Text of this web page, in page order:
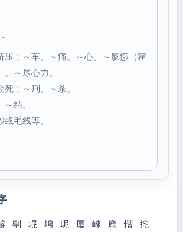
压：～车。～痛。～心。～肠痧（霍
～尽心力。
死：～刑。～杀。
结。
毛线等。
剸 堒 塆 屔 屢 崍 廌 慴
挓